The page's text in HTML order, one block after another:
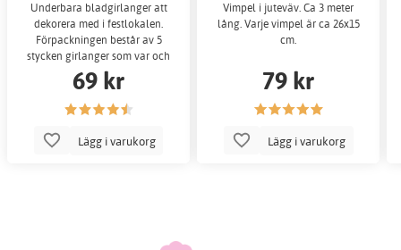
Underbara bladgirlanger att
dekorera med i festlokalen.
Förpackningen består av 5
stycken girlanger som var och
en är 2 meter lå
69 kr
Lägg i varukorg
Vimpel i juteväv. Ca 3 meter
lång. Varje vimpel är ca 26x15
cm.
79 kr
Lägg i varukorg